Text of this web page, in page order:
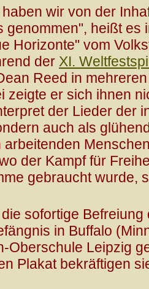
wir von der
genommen", heißt es
Horizonte" vom
der XI.
Reed in
zeigte er sich ihnen
der Lieder der
auch als
der Kampf für
gebraucht wurde,
sofortige
in Buffalo
Oberschule Leipzig
Plakat bekräftigen